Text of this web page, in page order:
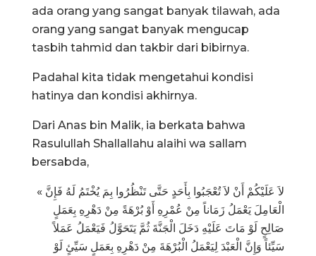
ada orang yang sangat banyak tilawah, ada
orang yang sangat banyak mengucap
tasbih tahmid dan takbir dari bibirnya.
Padahal kita tidak mengetahui kondisi
hatinya dan kondisi akhirnya.
Dari Anas bin Malik, ia berkata bahwa
Rasulullah Shallallahu alaihi wa sallam
bersabda,
« لاَ عَلَيْكُمْ أَنْ لاَ تُعْجَبُوا بِأَحَدٍ حَتَّى تَنْظُرُوا بِمَ يُخْتَمُ لَهُ فَإِنَّ
الْعَامِلَ يَعْمَلُ زَمَاناً مِنْ عُمْرِهِ أَوْ بُرْهَةً مِنْ دَهْرِهِ بِعَمَلٍ
صَالِحٍ لَوْ مَاتَ عَلَيْهِ دَخَلَ الْجَنَّةَ ثُمَّ يَتَحَوَّلُ فَيَعْمَلُ عَمَلاً
سَيِّئاً وَإِنَّ الْعَبْدَ لِيَعْمَلُ الْبُرْهَةَ مِنْ دَهْرِهِ بِعَمَلٍ سَيِّئٍ لَوْ